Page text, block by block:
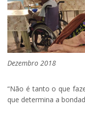
Dezembro 2018
“Não é tanto o que
que determina a